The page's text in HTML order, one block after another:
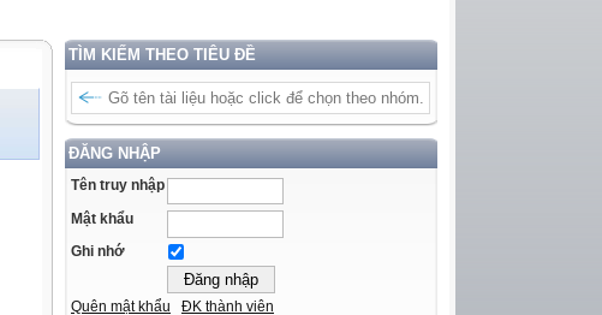
TÌM KIẾM THEO TIÊU ĐỀ
ĐĂNG NHẬP
Tên truy nhập
Mật khẩu
Ghi nhớ
Quên mật khẩu ĐK thành viên